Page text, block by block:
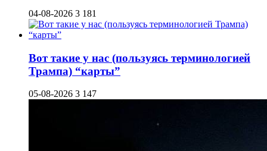
04-08-2026 3 181
Вот такие у нас (пользуясь терминологией
Трампа) “карты”
05-08-2026 3 147